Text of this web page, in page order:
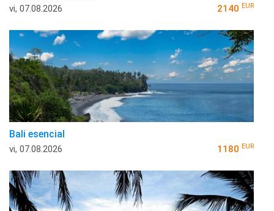
vi, 07.08.2026 2140 EUR
Bali esencial
vi, 07.08.2026 1180 EUR